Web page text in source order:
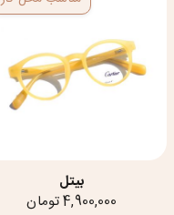
بیتل
4,900,000 تومان